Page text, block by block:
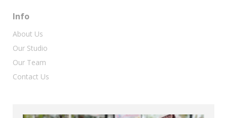
Info
About Us
Our Studio
Our Team
Contact Us